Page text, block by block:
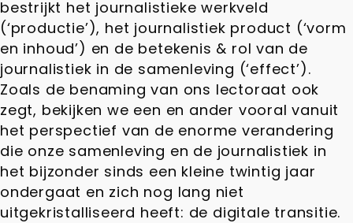
bestrijkt het journalistieke werkveld
(‘productie’), het journalistiek product (‘vorm
en inhoud’) en de betekenis & rol van de
journalistiek in de samenleving (‘effect’).
Zoals de benaming van ons lectoraat ook
zegt, bekijken we een en ander vooral vanuit
het perspectief van de enorme verandering
die onze samenleving en de journalistiek in
het bijzonder sinds een kleine twintig jaar
ondergaat en zich nog lang niet
uitgekristalliseerd heeft: de digitale transitie.